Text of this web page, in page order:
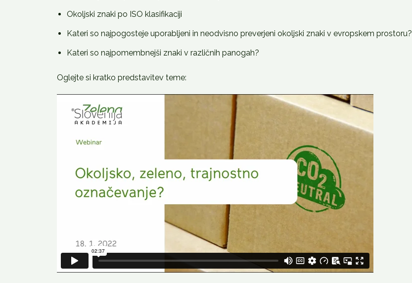
Okoljski znaki po ISO klasifikaciji
Kateri so najpogosteje uporabljeni in neodvisno preverjeni okoljski znaki v evropskem prostoru?
Kateri so najpomembnejši znaki v različnih panogah?
Oglejte si kratko predstavitev teme: